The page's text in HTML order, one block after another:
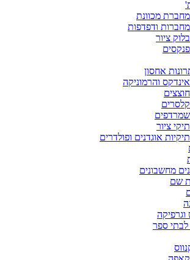
מכוונת
ודפדפות
ציור
אחסון
והרמוניקה
ציור
אוגדנים ופולדרים
מחשבונים
שם
ספר